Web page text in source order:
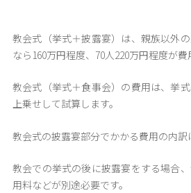
教会式（挙式＋披露宴）は、親族以外
なら160万円程度、70人220万円程度が費
教会式（挙式＋食事会）の費用は、挙
上乗せして試算します。
教会式の披露宴部分でかかる費用の内訳
教会での挙式の後に披露宴をする場合
用料などが別途必要です。